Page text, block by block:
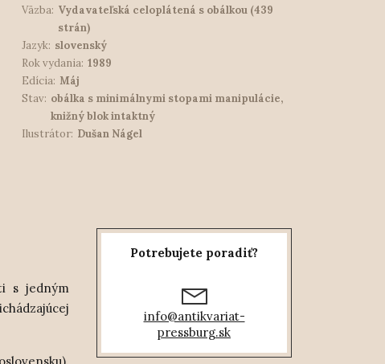
Väzba: Vydavateľská celoplátená s obálkou (439
strán)
Jazyk: slovenský
Rok vydania: 1989
Edícia: Máj
Stav: obálka s minimálnymi stopami manipulácie,
knižný blok intaktný
Ilustrátor: Dušan Nágel
s jedným
Potrebujete poradiť?
info@antikvariat-
pressburg.sk